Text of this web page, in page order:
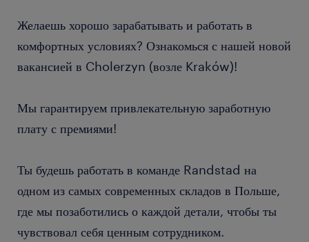
Желаешь хорошо зарабатывать и работать в
комфортных условиях? Ознакомься с нашей новой
вакансией в Cholerzyn (возле Kraków)!
Мы гарантируем привлекательную заработную
плату с премиями!
Ты будешь работать в команде Randstad на
одном из самых современных складов в Польше,
где мы позаботились о каждой детали, чтобы ты
чувствовал себя ценным сотрудником.